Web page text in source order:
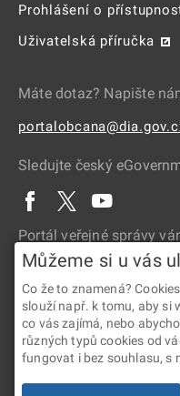
Prohlášení o
Uživatelská příručka
Máte dotaz? Napište
Sledujte český
Portál veřejné správy
2026 © Digitální a informační
Můžeme si u vás
Co že to znamená?
slouží např. k tomu, aby si
co vás zajímá, nebo
různých typů cookies od
fungovat i bez souhlasu, s